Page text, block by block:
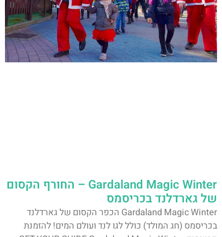
Gardaland Magic Winter – החורף הקסום
של גארדלנד בכריסמס
Gardaland Magic Winter הכפר הקסום של גארדלנד
בכריסמס (חג המולד) כולל לגו לנד ועולם המים! להזמנת